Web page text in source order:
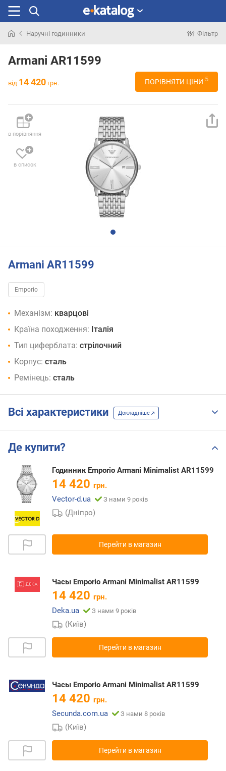
раніше
Наручні годинники Фільтр
Armani AR11599
від 14 420 грн. ПОРІВНЯТИ ЦІНИ 5
в порівняння
в список
Armani AR11599
Emporio
Механізм: кварцові
Країна походження: Італія
Тип циферблата: стрілочний
Корпус: сталь
Ремінець: сталь
Всі характеристики Докладніше
Де купити?
Годинник Emporio Armani Minimalist AR11599
14 420 грн.
Vector-d.ua
З нами 9 років
(Дніпро)
Перейти в магазин
Часы Emporio Armani Minimalist AR11599
14 420 грн.
Deka.ua
З нами 9 років
(Київ)
Перейти в магазин
Часы Emporio Armani Minimalist AR11599
14 420 грн.
Secunda.com.ua
З нами 8 років
(Київ)
Перейти в магазин